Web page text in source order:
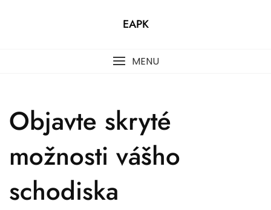
EAPK
MENU
Objavte skryté
možnosti vášho
schodiska